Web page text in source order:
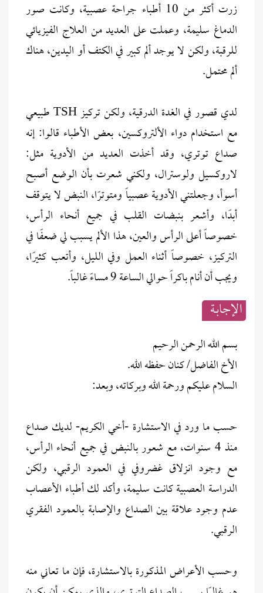
زرت أكثر من 10 أطباء جراحة عصبية، وكانت صور
الدماغ سليمة، وعملت على العديد من العلاج الفيزيائي
للرقبة، ولكن لا يوجد ألم كبير في الكتف أو اليدين، هناك
ألم محتمل.
لدي قصور في الغدة الدرقية، ولكن تركيز TSH طبيعي
مع استخدام دواء الألتروكسين، بعض الأطباء قالوا: إنه
صداع توتري، وقد أخذت العديد من الأدوية مثل:
لاروكسيل ولوسترال، ولكني شعرت بأن الوضع أصبح
أسوأ، وجعلتني الأدوية عصبياً ومتوترًا، النبض لا يتوقف
أبدًا، وأشعر بنبضات القلب في جميع أنحاء الرأس،
خصوصاً أعلى الرأس والعين، هذا الألم يسبب لي ضعفًا في
التركيز، خصوصاً أثناء العمل وفي الليل، وأتعب كثيرًا،
ويجب أن أنام باكراً حوالي الساعة 9 مساءً غالباً.
الإجابــة
بسم الله الرحمن الرحيم
الأخ الفاضل/ كنان حفظه الله.
السلام عليكم ورحمة الله وبركاته، وبعد:
حسب ما ورد في الاستشارة -أخي الكريم- لديك صداع
منذ 4 سنوات، مع شعور بالنبض في جميع أنحاء الرأس،
مع وجود انزلاق غضروفي في العمود الرقبي، ولكن
الدراسة العصبية كانت سليمة، وأكد لك أطباء الأعصاب
عدم وجود علاقة بين الصداع والإصابة بالعمود الفقري
الرقبي.
وحسب الأعراض المذكورة بالاستشارة، فإن ما تعاني منه